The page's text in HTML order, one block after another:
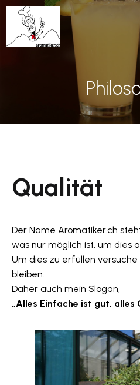
Qualität
Der Name Aromatiker.ch
was nur möglich ist, um dies
Um dies zu erfüllen
bleiben.
Daher auch mein Slogan,
„Alles Einfache ist gut, alles